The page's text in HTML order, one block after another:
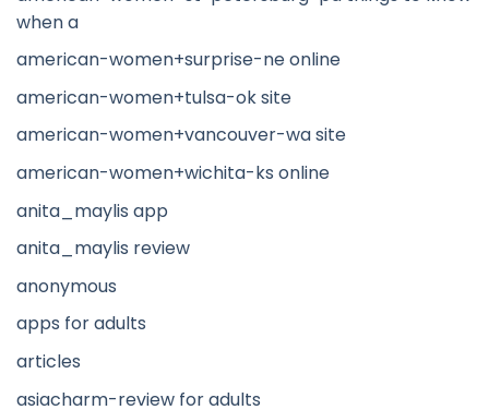
when a
american-women+surprise-ne online
american-women+tulsa-ok site
american-women+vancouver-wa site
american-women+wichita-ks online
anita_maylis app
anita_maylis review
anonymous
apps for adults
articles
asiacharm-review for adults